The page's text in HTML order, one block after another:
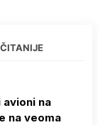
na
na veoma